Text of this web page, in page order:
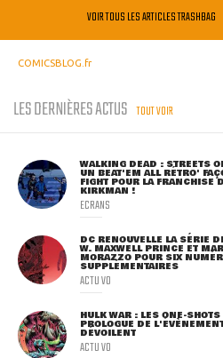
VOIR TOUS LES ARTICLES TRASHBAG
COMICSBLOG.fr
LES DERNIÈRES ACTUS TOUT VOIR
WALKING DEAD : STREETS
UN BEAT'EM ALL RÉTRO'
FIGHT POUR LA FRANCHISE
KIRKMAN !
ECRANS
DC RENOUVELLE LA SÉRIE
W. MAXWELL PRINCE ET
MORAZZO POUR SIX
SUPPLÉMENTAIRES
ACTU VO
HULK WAR : LES ONE-SHOTS
PROLOGUE DE
DÉVOILENT
ACTU VO